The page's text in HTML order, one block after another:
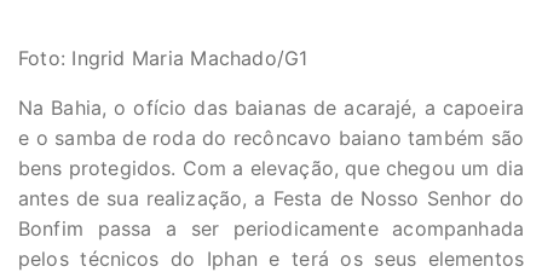
Foto: Ingrid Maria Machado/G1
Na Bahia, o ofício das baianas de acarajé, a capoeira
e o samba de roda do recôncavo baiano também são
bens protegidos. Com a elevação, que chegou um dia
antes de sua realização, a Festa de Nosso Senhor do
Bonfim passa a ser periodicamente acompanhada
pelos técnicos do Iphan e terá os seus elementos